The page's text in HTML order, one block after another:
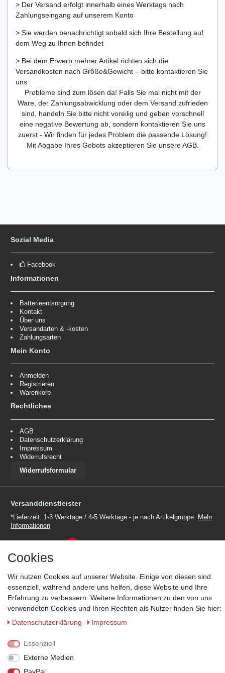
> Der Versand erfolgt innerhalb eines Werktags nach
Zahlungseingang auf unserem Konto
> Sie werden benachrichtigt sobald sich Ihre Bestellung auf
dem Weg zu Ihnen befindet
> Bei dem Erwerb mehrer Artikel richten sich die
Versandkosten nach Größe&Gewicht – bitte kontaktieren Sie
uns
Probleme sind zum lösen da! Falls Sie mal nicht mit der
Ware, der Zahlungsabwicklung oder dem Versand zufrieden
sind, handeln Sie bitte nicht voreilig und geben vorschnell
eine negative Bewertung ab, sondern kontaktieren Sie uns
zuerst - Wir finden für jedes Problem die passende Lösung!
Mit Abgabe Ihres Gebots akzeptieren Sie unsere AGB.
Sozial Media
Facebook
Informationen
Batterieentsorgung
Kontakt
Über uns
Versandarten & -kosten
Zahlungsarten
Mein Konto
Anmelden
Registrieren
Warenkorb
Rechtliches
AGB
Datenschutzerklärung
Impressum
Widerrufsrecht
Widerrufsformular
Versanddienstleister
*Lieferzeit: 1-3 Werktage / 4-5 Werktage - je nach Artikelgruppe.
Mehr
Informationen
Zahlungsmöglichkeiten
Wir behalten uns das Recht vor im Einzelfall bestimmte
Zahlungsarten auszuschließen.Mehr Informationen
© Copyright 2026 Marabella´s | Alle Rechte vorbehalten. | Grundpreise
siehe Artikeldetails.
Cookies
Wir nutzen Cookies auf unserer Website. Einige von diesen sind
essenziell, während andere uns helfen, diese Website und Ihre
Erfahrung zu verbessern. Weitere Informationen zu den von uns
verwendeten Cookies und Ihren Rechten als Nutzer finden Sie hier:
Daten­schutz­erklärung
Impressum
Essenziell
Externe Medien